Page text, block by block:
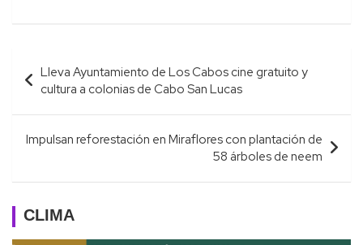
Navegación
de
entradas
Lleva Ayuntamiento de Los Cabos cine gratuito y
cultura a colonias de Cabo San Lucas
Impulsan reforestación en Miraflores con plantación de
58 árboles de neem
CLIMA